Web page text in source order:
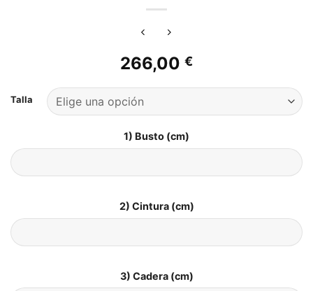
266,00 €
Talla
1) Busto (cm)
2) Cintura (cm)
3) Cadera (cm)